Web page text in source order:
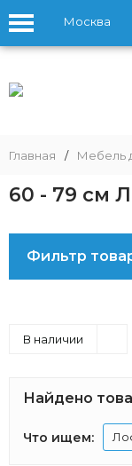
Москва
Главная / Мебель
60 - 79 см
Фильтр
В наличии
Найдено
Что ищем: